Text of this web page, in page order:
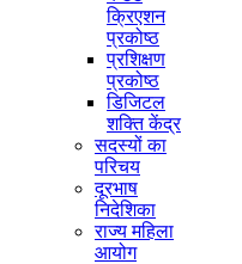
क्रिएशन
प्रकोष्ठ
प्रशिक्षण
प्रकोष्ठ
डिजिटल
शक्ति केंद्र
सदस्यों का
परिचय
दूरभाष
निदेशिका
राज्य महिला
आयोग